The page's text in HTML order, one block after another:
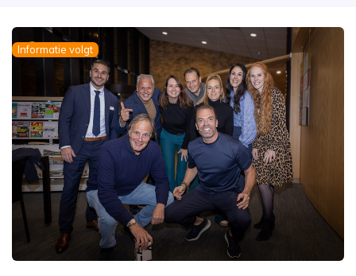
Informatie volgt